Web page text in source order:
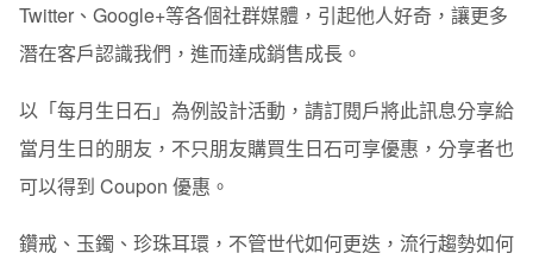
Twitter、Google+等各個社群媒體，引起他人好奇，讓更多
潛在客戶認識我們，進而達成銷售成長。
以「每月生日石」為例設計活動，請訂閱戶將此訊息分享給
當月生日的朋友，不只朋友購買生日石可享優惠，分享者也
可以得到 Coupon 優惠。
鑽戒、玉鐲、珍珠耳環，不管世代如何更迭，流行趨勢如何